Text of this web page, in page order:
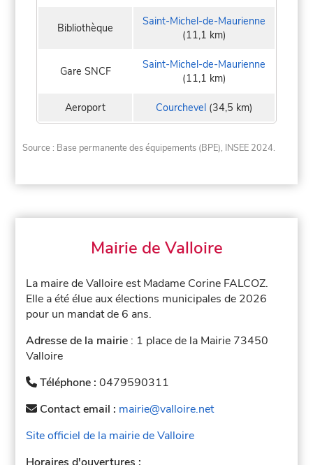
Bibliothèque
Saint-Michel-de-Maurienne
(11,1 km)
Gare SNCF
Saint-Michel-de-Maurienne
(11,1 km)
Aeroport Courchevel(34,5 km)
Source : Base permanente des équipements (BPE), INSEE 2024.
Mairie de Valloire
La maire de Valloire est Madame Corine FALCOZ.
Elle a été élue aux élections municipales de 2026
pour un mandat de 6 ans.
Adresse de la mairie : 1 place de la Mairie 73450
Valloire
Téléphone :0479590311
Contact email : mairie@valloire.net
Site officiel de la mairie de Valloire